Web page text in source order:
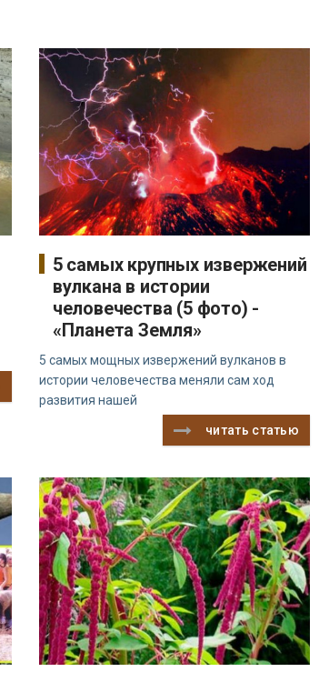
5 самых крупных извержений
вулкана в истории
человечества (5 фото) -
«Планета Земля»
5 самых мощных извержений вулканов в
истории человечества меняли сам ход
развития нашей
читать статью